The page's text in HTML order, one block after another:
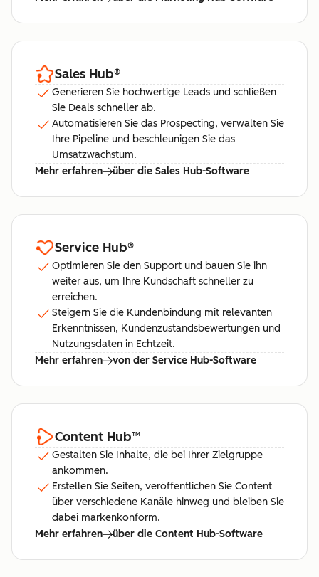
Sales Hub®
Generieren Sie hochwertige Leads und schließen
Sie Deals schneller ab.
Automatisieren Sie das Prospecting, verwalten Sie
Ihre Pipeline und beschleunigen Sie das
Umsatzwachstum.
Mehr erfahren
über die Sales Hub-Software
Service Hub®
Optimieren Sie den Support und bauen Sie ihn
weiter aus, um Ihre Kundschaft schneller zu
erreichen.
Steigern Sie die Kundenbindung mit relevanten
Erkenntnissen, Kundenzustandsbewertungen und
Nutzungsdaten in Echtzeit.
Mehr erfahren
von der Service Hub-Software
Content Hub™
Gestalten Sie Inhalte, die bei Ihrer Zielgruppe
ankommen.
Erstellen Sie Seiten, veröffentlichen Sie Content
über verschiedene Kanäle hinweg und bleiben Sie
dabei markenkonform.
Mehr erfahren
über die Content Hub-Software